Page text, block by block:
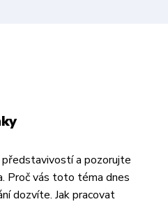
a pozorujte
Proč vás toto téma dnes
dozvíte. Jak pracovat